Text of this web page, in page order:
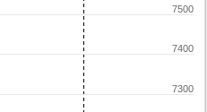
7300
7400
7500